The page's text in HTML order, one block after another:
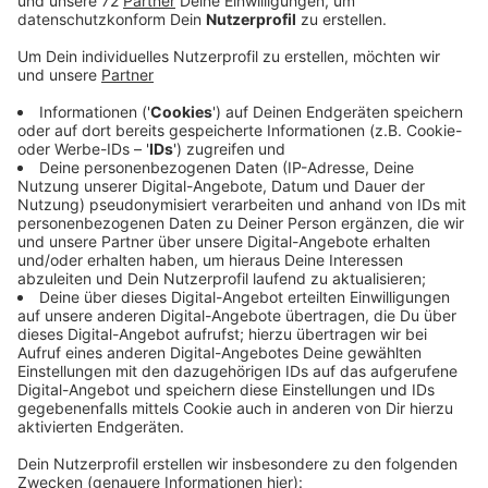
Carsten Gausepohl und seine Feuerwehrkollegen vom
Löschzug Herbern sind zufrieden, schließlich hat die
Feuerwehr konnte das neue Gebäude nach ihren
Vorstellungen, Bedürfnissen und Wünschen mitplanen.
Es bietet jetzt mehr Parkplätze, Duschen für Männer
und Frauen und einfach insgesamt mehr Platz. Mit
dem Neubau sieht sich die Feuerwehr Herbern bestens
für die Zukunft gewappnet. Sie hat sich zum Beispiel
Anbaumöglichkeiten offen gelassen. Und der Neubau
setzt auf erneuerbare Energien: es gibt eine
Solaranlage, eine Erdwärmepumpe und ein Gründach.
Heute fährt die Feuerwehr ihre ersten Einsätze vom
neuen Standort in der Lindenstraße aus. Das alte
Gebäude an der Bernhardstraße ist mit fast 100
Jahren inzwischen zu alt und dadurch marode und zu
eng.